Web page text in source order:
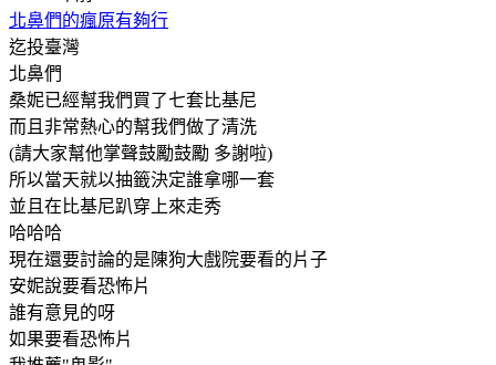
北鼻們的瘋原有夠行
迄投臺灣
北鼻們
桑妮已經幫我們買了七套比基尼
而且非常熱心的幫我們做了清洗
(請大家幫他掌聲鼓勵鼓勵 多謝啦)
所以當天就以抽籤決定誰拿哪一套
並且在比基尼趴穿上來走秀
哈哈哈
現在還要討論的是陳狗大戲院要看的片子
安妮說要看恐怖片
誰有意見的呀
如果要看恐怖片